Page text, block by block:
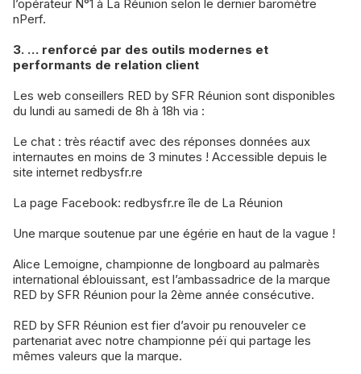
l’opérateur N°1 à La Réunion selon le dernier baromètre
nPerf.
3. … renforcé par des outils modernes et
performants de relation client
Les web conseillers RED by SFR Réunion sont disponibles
du lundi au samedi de 8h à 18h via :
Le chat : très réactif avec des réponses données aux
internautes en moins de 3 minutes ! Accessible depuis le
site internet redbysfr.re
La page Facebook: redbysfr.re île de La Réunion
Une marque soutenue par une égérie en haut de la vague !
Alice Lemoigne, championne de longboard au palmarès
international éblouissant, est l’ambassadrice de la marque
RED by SFR Réunion pour la 2ème année consécutive.
RED by SFR Réunion est fier d’avoir pu renouveler ce
partenariat avec notre championne péï qui partage les
mêmes valeurs que la marque.